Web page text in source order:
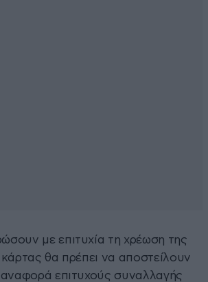
με επιτυχία τη χρέωση της
θα πρέπει να αποστείλουν
αναφορά επιτυχούς συναλλαγής